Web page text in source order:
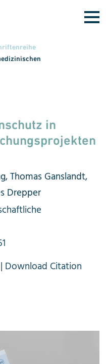
in
Thomas Ganslandt,
Drepper
| Download Citation